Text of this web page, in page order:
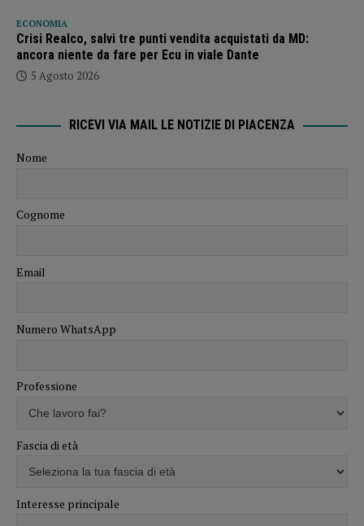
ECONOMIA
Crisi Realco, salvi tre punti vendita acquistati da MD:
ancora niente da fare per Ecu in viale Dante
5 Agosto 2026
RICEVI VIA MAIL LE NOTIZIE DI PIACENZA
Nome
Cognome
Email
Numero WhatsApp
Professione
Fascia di età
Interesse principale